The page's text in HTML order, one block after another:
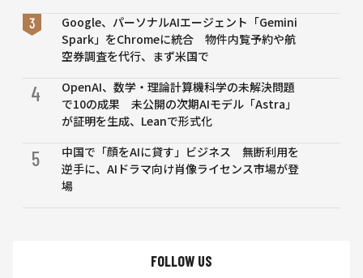
Google、パーソナルAIエージェント「Gemini
Spark」をChromeに統合 物件内覧予約や航
空券調査を代行、まず米国で
4
OpenAI、数学・理論計算機科学の未解決問題
で10の成果 未公開の次期AIモデル「Astra」
が証明を生成、Leanで形式化
5
中国で「顔をAIに貸す」ビジネス 無断利用を
逆手に、AIドラマ向け肖像ライセンス市場が登
場
FOLLOW US